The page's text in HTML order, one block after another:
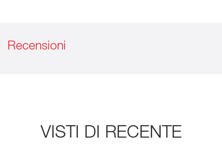
Recensioni
VISTI DI RECENTE